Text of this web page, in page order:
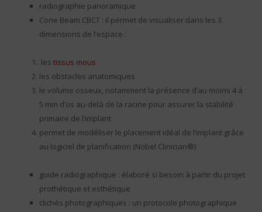
radiographie panoramique
Cone Beam CBCT : il permet de visualiser dans les 3
dimensions de l’espace :
les tissus mous
les obstacles anatomiques
le volume osseux, notamment la présence d’au moins 4 à
5 mm d’os au-delà de la racine pour assurer la stabilité
primaire de l’implant
permet de modéliser le placement idéal de l’implant grâce
au logiciel de planification (Nobel Clinician®)
guide radiographique : élaboré si besoin à partir du projet
prothétique et esthétique
clichés photographiques : un protocole photographique